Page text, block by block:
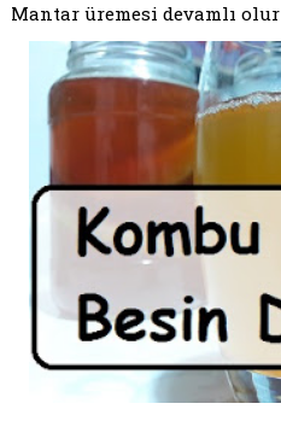
Mantar üremesi devamlı